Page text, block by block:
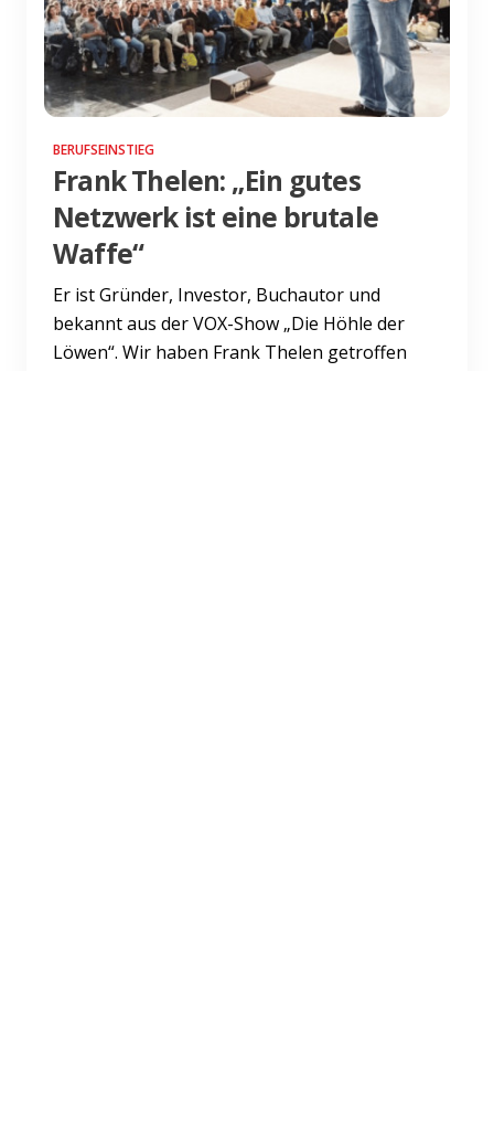
BERUFSEINSTIEG
Frank Thelen: „Ein gutes
Netzwerk ist eine brutale
Waffe“
Er ist Gründer, Investor, Buchautor und
bekannt aus der VOX-Show „Die Höhle der
Löwen“. Wir haben Frank Thelen getroffen